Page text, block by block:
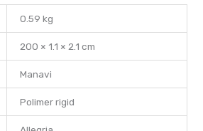
0.59 kg
200 × 1.1 × 2.1 cm
Manavi
Polimer rigid